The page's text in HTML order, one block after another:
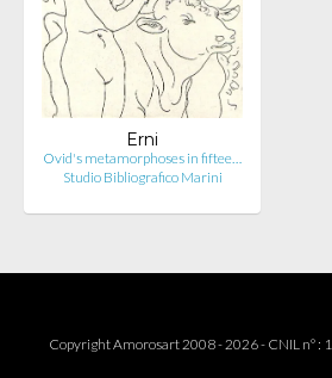
Erni
Ovid's metamorphoses in fiftee…
Studio Bibliografico Marini
Copyright Amorosart 2008 - 2026 - CNIL n° :